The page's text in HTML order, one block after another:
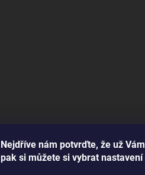
Nejdříve nám potvrďte, že už
pak si můžete si vybrat